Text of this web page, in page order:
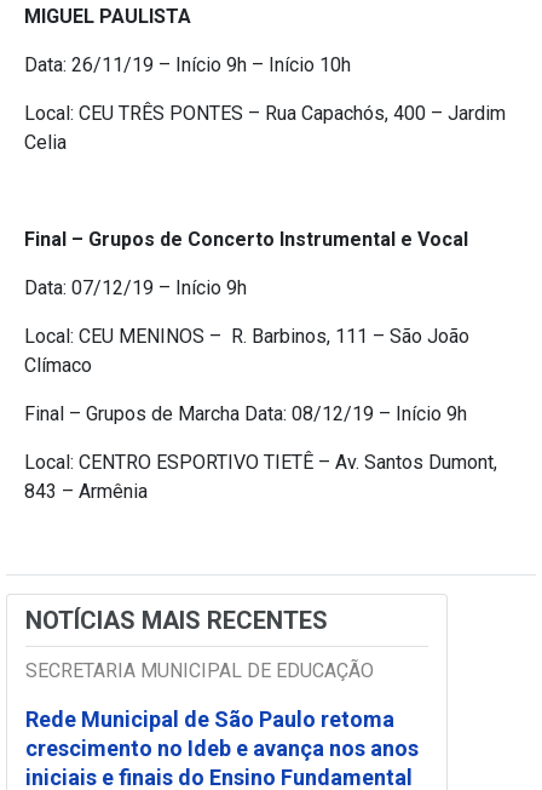
MIGUEL PAULISTA
Data: ​26/11/19​ – Início 9h – Início 10h
Local: CEU TRÊS PONTES – ​Rua Capachós, 400 – Jardim
Celia
Final – Grupos de Concerto Instrumental e Vocal
Data: ​07/12/19​ – Início 9h
Local: CEU MENINOS – ​ R. Barbinos, 111 – São João
Clímaco
Final – Grupos de Marcha Data: ​08/12/19​ – Início 9h
Local: CENTRO ESPORTIVO TIETÊ – ​Av. Santos Dumont,
843 – Armênia
NOTÍCIAS MAIS RECENTES
SECRETARIA MUNICIPAL DE EDUCAÇÃO
Rede Municipal de São Paulo retoma
crescimento no Ideb e avança nos anos
iniciais e finais do Ensino Fundamental